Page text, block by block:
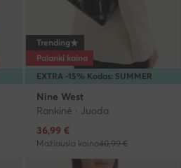
EXTRA -15% Kodas: SUMMER
Trending
Palanki kaina
Nine West
Rankinė · Juoda
Dabartinė kaina
36,99 €
Mažiausia kaina40,99 €